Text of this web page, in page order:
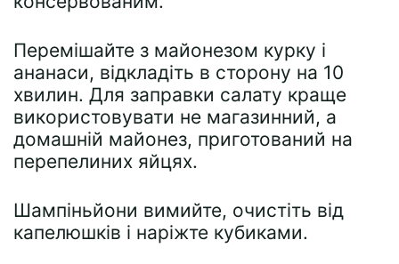
Перемішайте з майонезом курку і
ананаси, відкладіть в сторону на 10
хвилин. Для заправки салату краще
використовувати не магазинний, а
домашній майонез, приготований на
перепелиних яйцях.
Шампіньйони вимийте, очистіть від
капелюшків і наріжте кубиками.